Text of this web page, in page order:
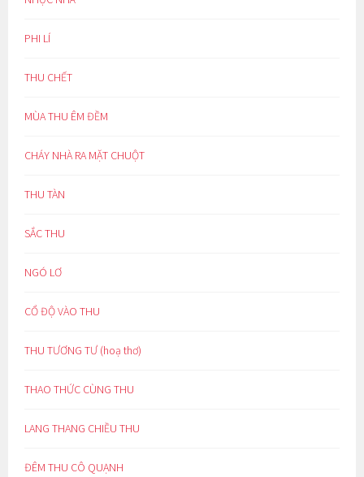
PHI LÍ
THU CHẾT
MÙA THU ÊM ĐỀM
CHÁY NHÀ RA MẶT CHUỘT
THU TÀN
SẮC THU
NGÓ LƠ
CỔ ĐỘ VÀO THU
THU TƯƠNG TƯ (hoạ thơ)
THAO THỨC CÙNG THU
LANG THANG CHIỀU THU
ĐÊM THU CÔ QUẠNH